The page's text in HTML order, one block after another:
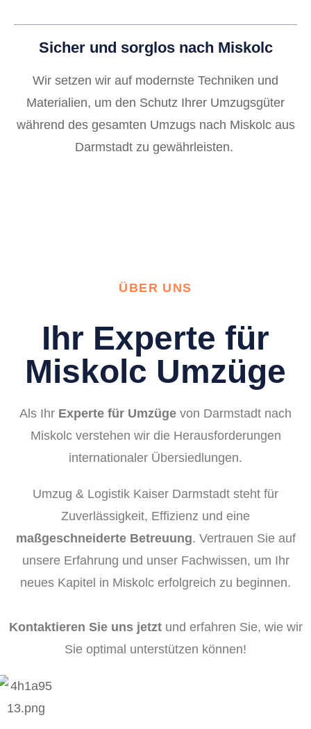
Sicher und sorglos nach Miskolc
Wir setzen wir auf modernste Techniken und
Materialien, um den Schutz Ihrer Umzugsgüter
während des gesamten Umzugs nach Miskolc aus
Darmstadt zu gewährleisten.
ÜBER UNS
Ihr Experte für
Miskolc Umzüge
Als Ihr Experte für Umzüge von Darmstadt nach
Miskolc verstehen wir die Herausforderungen
internationaler Übersiedlungen.
Umzug & Logistik Kaiser Darmstadt steht für
Zuverlässigkeit, Effizienz und eine
maßgeschneiderte Betreuung. Vertrauen Sie auf
unsere Erfahrung und unser Fachwissen, um Ihr
neues Kapitel in Miskolc erfolgreich zu beginnen.
Kontaktieren Sie uns jetztund erfahren Sie, wie wir
Sie optimal unterstützen können!